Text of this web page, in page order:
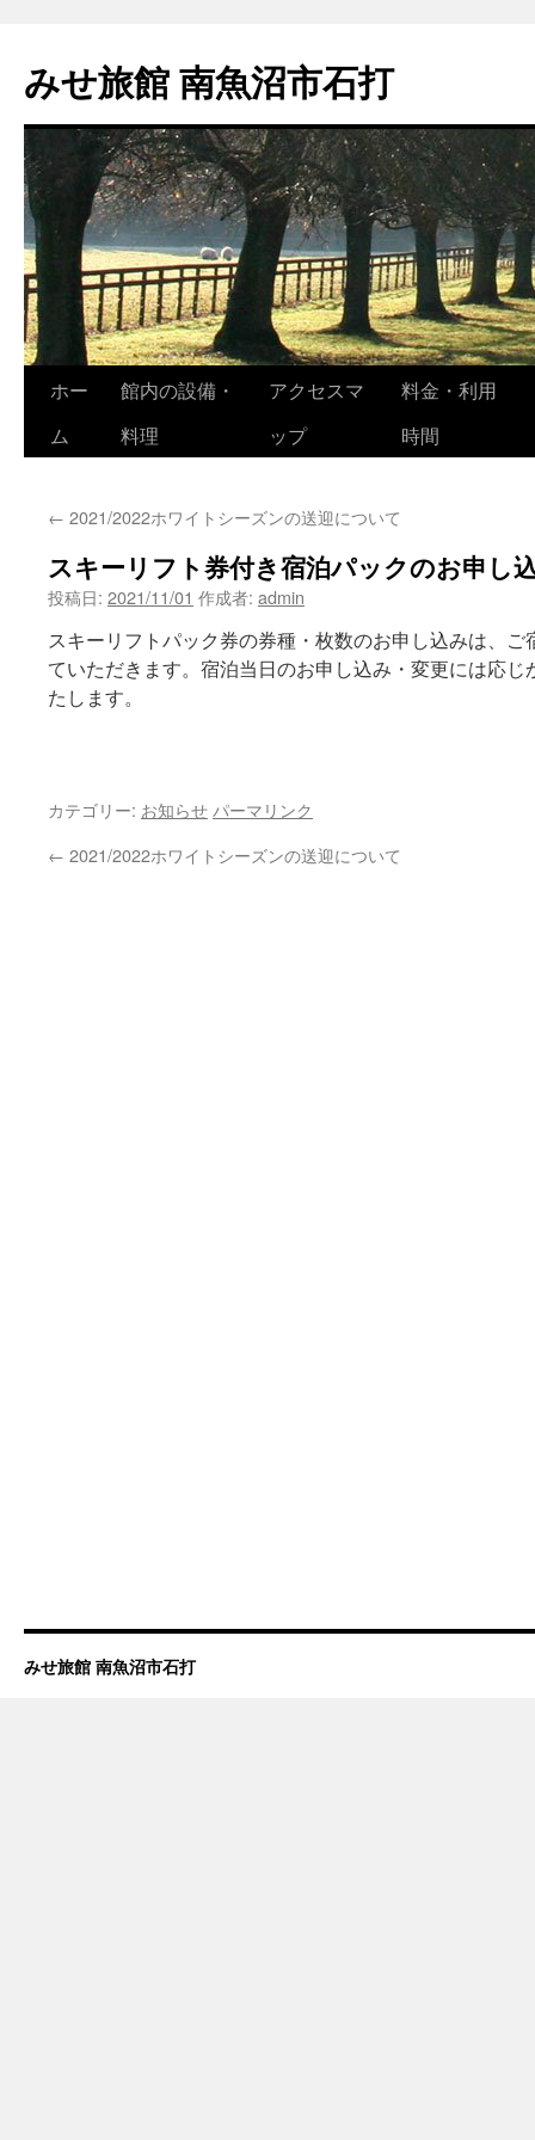
テ
ン
ス
キ
ッ
プ
みせ旅館 南魚沼市石打
ホー
ム
館内の設備・
料理
アクセスマ
ップ
料金・利用
時間
← 2021/2022ホワイトシーズンの送迎について
スキーリフト券付き宿泊パックのお申し
投稿日: 2021/11/01 作成者: admin
スキーリフトパック券の券種・枚数のお申し込みは、
ていただきます。宿泊当日のお申し込み・変更には応
たします。
カテゴリー: お知らせ パーマリンク
← 2021/2022ホワイトシーズンの送迎について
みせ旅館 南魚沼市石打